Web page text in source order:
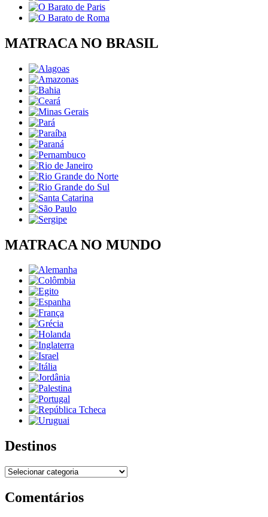
MATRACA NO BRASIL
MATRACA NO MUNDO
Destinos
Destinos
Comentários